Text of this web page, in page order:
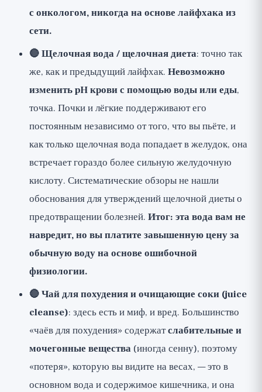
с онкологом, никогда на основе лайфхака из
сети.
🔴 Щелочная вода / щелочная диета: точно так
же, как и предыдущий лайфхак. Невозможно
изменить pH крови с помощью воды или еды,
точка. Почки и лёгкие поддерживают его
постоянным независимо от того, что вы пьёте, и
как только щелочная вода попадает в желудок, она
встречает гораздо более сильную желудочную
кислоту. Систематические обзоры не нашли
обоснования для утверждений щелочной диеты о
предотвращении болезней. Итог: эта вода вам не
навредит, но вы платите завышенную цену за
обычную воду на основе ошибочной
физиологии.
🔴 Чай для похудения и очищающие соки (juice
cleanse): здесь есть и миф, и вред. Большинство
«чаёв для похудения» содержатслабительные и
мочегонные вещества (иногда сенну), поэтому
«потеря», которую вы видите на весах, — это в
основном вода и содержимое кишечника, и она